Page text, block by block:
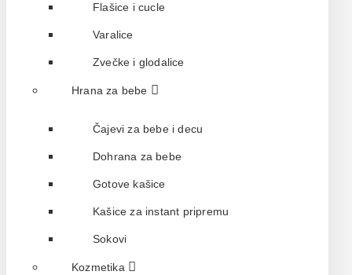
Flašice i cucle
Varalice
Zvečke i glodalice
Hrana za bebe
Čajevi za bebe i decu
Dohrana za bebe
Gotove kašice
Kašice za instant pripremu
Sokovi
Kozmetika